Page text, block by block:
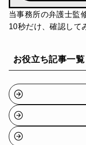
当事務所の弁護士監
10秒だけ、確認して
お役立ち記事一覧